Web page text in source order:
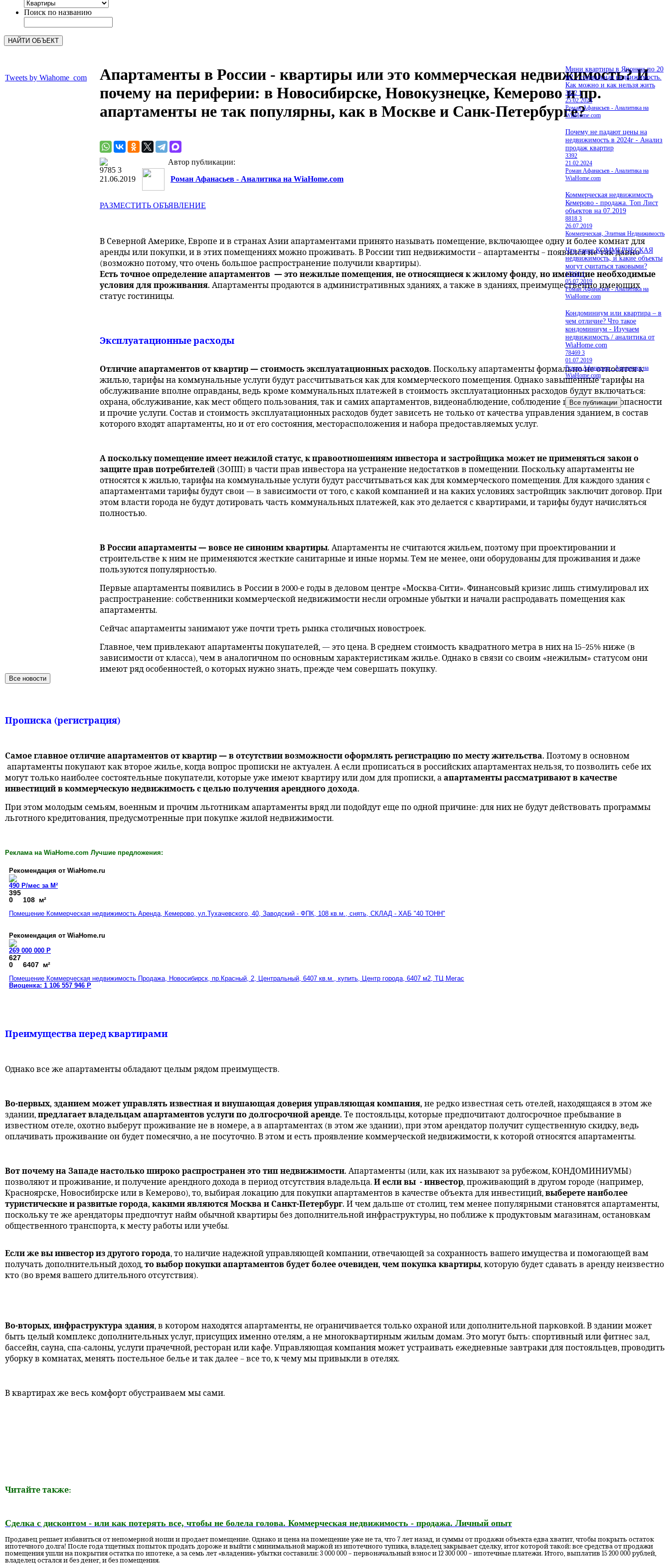
Поиск по названию
Tweets by Wiahome_com
Мини квартиры в Японии по 20
м2 - социальная недвижимость.
Как можно и как нельзя жить
3822 1
25.02.2024
Роман Афанасьев - Аналитика на
WiaHome.com
Почему не падают цены на
недвижимость в 2024г - Анализ
продаж квартир
3392
21.02.2024
Роман Афанасьев - Аналитика на
WiaHome.com
Коммерческая недвижимость
Кемерово - продажа. Топ Лист
объектов на 07.2019
8818 3
26.07.2019
Коммерческая, Элитная Недвижимость
Что такое КОММЕРЧЕСКАЯ
недвижимость, и какие объекты
могут считаться таковыми?
171611
05.07.2019
Роман Афанасьев - Аналитика на
WiaHome.com
Кондоминиум или квартира – в
чем отличие? Что такое
кондоминиум - Изучаем
недвижимость / аналитика от
WiaHome.com
78469 3
01.07.2019
Роман Афанасьев - Аналитика на
WiaHome.com
Апартаменты в России - квартиры или это коммерческая недвижимость? И
почему на периферии: в Новосибирске, Новокузнецке, Кемерово и пр.
апартаменты не так популярны, как в Москве и Санк-Петербурге?
9785 3
21.06.2019
Автор публикации:
Роман Афанасьев - Аналитика на WiaHome.com
РАЗМЕСТИТЬ ОБЪЯВЛЕНИЕ
В Северной Америке, Европе и в странах Азии апартаментами принято называть помещение, включающее одну и более комнат для
аренды или покупки, и в этих помещениях можно проживать. В России тип недвижимости – апартаменты – появился не так давно
(возможно потому, что очень большое распространение получили квартиры).
Есть точное определение апартаментов — это нежилые помещения, не относящиеся к жилому фонду, но имеющие необходимые
условия для проживания. Апартаменты продаются в административных зданиях, а также в зданиях, преимущественно имеющих
статус гостиницы.
Эксплуатационные расходы
Отличие апартаментов от квартир — стоимость эксплуатационных расходов. Поскольку апартаменты формально не относятся к
жилью, тарифы на коммунальные услуги будут рассчитываться как для коммерческого помещения. Однако завышенные тарифы на
обслуживание вполне оправданы, ведь кроме коммунальных платежей в стоимость эксплуатационных расходов будут включаться:
охрана, обслуживание, как мест общего пользования, так и самих апартаментов, видеонаблюдение, соблюдение пожарной безопасности
и прочие услуги. Состав и стоимость эксплуатационных расходов будет зависеть не только от качества управления зданием, в состав
которого входят апартаменты, но и от его состояния, месторасположения и набора предоставляемых услуг.
А поскольку помещение имеет нежилой статус, к правоотношениям инвестора и застройщика может не применяться закон о
защите прав потребителей (ЗОПП) в части прав инвестора на устранение недостатков в помещении. Поскольку апартаменты не
относятся к жилью, тарифы на коммунальные услуги будут рассчитываться как для коммерческого помещения. Для каждого здания с
апартаментами тарифы будут свои — в зависимости от того, с какой компанией и на каких условиях застройщик заключит договор. При
этом власти города не будут дотировать часть коммунальных платежей, как это делается с квартирами, и тарифы будут начисляться
полностью.
В России апартаменты — вовсе не синоним квартиры. Апартаменты не считаются жильем, поэтому при проектировании и
строительстве к ним не применяются жесткие санитарные и иные нормы. Тем не менее, они оборудованы для проживания и даже
пользуются популярностью.
Первые апартаменты появились в России в 2000-е годы в деловом центре «Москва-Сити». Финансовый кризис лишь стимулировал их
распространение: собственники коммерческой недвижимости несли огромные убытки и начали распродавать помещения как
апартаменты.
Сейчас апартаменты занимают уже почти треть рынка столичных новостроек.
Главное, чем привлекают апартаменты покупателей, — это цена. В среднем стоимость квадратного метра в них на 15–25% ниже (в
зависимости от класса), чем в аналогичном по основным характеристикам жилье. Однако в связи со своим «нежилым» статусом они
имеют ряд особенностей, о которых нужно знать, прежде чем совершать покупку.
Прописка (регистрация)
Самое главное отличие апартаментов от квартир — в отсутствии возможности оформлять регистрацию по месту жительства. Поэтому в основном
апартаменты покупают как второе жилье, когда вопрос прописки не актуален. А если прописаться в российских апартаментах нельзя, то позволить себе их
могут только наиболее состоятельные покупатели, которые уже имеют квартиру или дом для прописки, а апартаменты рассматривают в качестве
инвестиций в коммерческую недвижимость с целью получения арендного дохода.
При этом молодым семьям, военным и прочим льготникам апартаменты вряд ли подойдут еще по одной причине: для них не будут действовать программы
льготного кредитования, предусмотренные при покупке жилой недвижимости.
Реклама на WiaHome.com Лучшие предложения:
Рекомендация от WiaHome.ru
490 Р/мес за М²
395
0 108 м²
Помещение Коммерческая недвижимость Аренда, Кемерово, ул.Тухачевского, 40, Заводский - ФПК, 108 кв.м., снять, СКЛАД - ХАБ "40 ТОНН"
Рекомендация от WiaHome.ru
269 000 000 Р
627
0 6407 м²
Помещение Коммерческая недвижимость Продажа, Новосибирск, пр.Красный, 2, Центральный, 6407 кв.м., купить, Центр города, 6407 м2, ТЦ Мегас
Виоценка: 1 106 557 946 Р
Преимущества перед квартирами
Однако все же апартаменты обладают целым рядом преимуществ.
Во-первых, зданием может управлять известная и внушающая доверия управляющая компания, не редко известная сеть отелей, находящаяся в этом же
здании, предлагает владельцам апартаментов услуги по долгосрочной аренде. Те постояльцы, которые предпочитают долгосрочное пребывание в
известном отеле, охотно выберут проживание не в номере, а в апартаментах (в этом же здании), при этом арендатор получит существенную скидку, ведь
оплачивать проживание он будет помесячно, а не посуточно. В этом и есть проявление коммерческой недвижимости, к которой относятся апартаменты.
Вот почему на Западе настолько широко распространен это тип недвижимости. Апартаменты (или, как их называют за рубежом, КОНДОМИНИУМЫ)
позволяют и проживание, и получение арендного дохода в период отсутствия владельца. И если вы - инвестор, проживающий в другом городе (например,
Красноярске, Новосибирске или в Кемерово), то, выбирая локацию для покупки апартаментов в качестве объекта для инвестиций, выберете наиболее
туристические и развитые города, какими являются Москва и Санкт-Петербург. И чем дальше от столиц, тем менее популярными становятся апартаменты,
поскольку те же арендаторы предпочтут найм обычной квартиры без дополнительной инфраструктуры, но поближе к продуктовым магазинам, остановкам
общественного транспорта, к месту работы или учебы.
Если же вы инвестор из другого города, то наличие надежной управляющей компании, отвечающей за сохранность вашего имущества и помогающей вам
получать дополнительный доход, то выбор покупки апартаментов будет более очевиден, чем покупка квартиры, которую будет сдавать в аренду неизвестно
кто (во время вашего длительного отсутствия).
Во-вторых, инфраструктура здания, в котором находятся апартаменты, не ограничивается только охраной или дополнительной парковкой. В здании может
быть целый комплекс дополнительных услуг, присущих именно отелям, а не многоквартирным жилым домам. Это могут быть: спортивный или фитнес зал,
бассейн, сауна, спа-салоны, услуги прачечной, ресторан или кафе. Управляющая компания может устраивать ежедневные завтраки для постояльцев, проводить
уборку в комнатах, менять постельное белье и так далее – все то, к чему мы привыкли в отелях.
В квартирах же весь комфорт обустраиваем мы сами.
Читайте также:
Сделка с дисконтом - или как потерять все, чтобы не болела голова. Коммерческая недвижимость - продажа. Личный опыт
Продавец решает избавиться от непомерной ноши и продает помещение. Однако и цена на помещение уже не та, что 7 лет назад, и суммы от продажи объекта едва хватит, чтобы покрыть остаток
ипотечного долга! После года тщетных попыток продать дороже и выйти с минимальной маржой из ипотечного тупика, владелец закрывает сделку, итог которой такой: все средства от продажи
помещения ушли на покрытия остатка по ипотеке, а за семь лет «владения» убытки составили: 3 000 000 – первоначальный взнос и 12 300 000 – ипотечные платежи. Итого, выплатив 15 200 000 рублей,
владелец остался и без денег, и без помещения.